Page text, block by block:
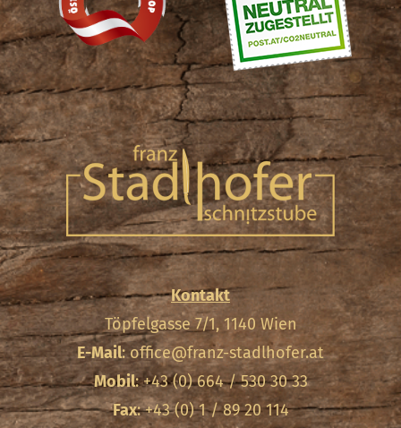
Kontakt
Töpfelgasse 7/1, 1140 Wien
E-Mail:office@franz-stadlhofer.at
Mobil: +43 (0) 664 / 530 30 33
Fax: +43 (0) 1 / 89 20 114